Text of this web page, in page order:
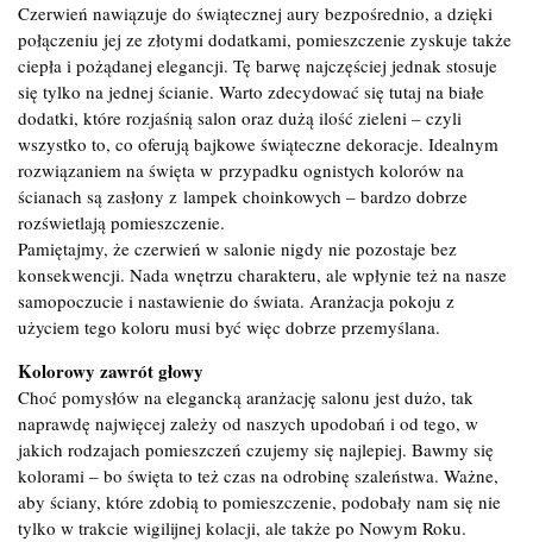
Czerwień nawiązuje do świątecznej aury bezpośrednio, a dzięki
połączeniu jej ze złotymi dodatkami, pomieszczenie zyskuje także
ciepła i pożądanej elegancji. Tę barwę najczęściej jednak stosuje
się tylko na jednej ścianie. Warto zdecydować się tutaj na białe
dodatki, które rozjaśnią salon oraz dużą ilość zieleni – czyli
wszystko to, co oferują bajkowe świąteczne dekoracje. Idealnym
rozwiązaniem na święta w przypadku ognistych kolorów na
ścianach są zasłony z lampek choinkowych – bardzo dobrze
rozświetlają pomieszczenie.
Pamiętajmy, że czerwień w salonie nigdy nie pozostaje bez
konsekwencji. Nada wnętrzu charakteru, ale wpłynie też na nasze
samopoczucie i nastawienie do świata. Aranżacja pokoju z
użyciem tego koloru musi być więc dobrze przemyślana.
Kolorowy zawrót głowy
Choć pomysłów na elegancką aranżację salonu jest dużo, tak
naprawdę najwięcej zależy od naszych upodobań i od tego, w
jakich rodzajach pomieszczeń czujemy się najlepiej. Bawmy się
kolorami – bo święta to też czas na odrobinę szaleństwa. Ważne,
aby ściany, które zdobią to pomieszczenie, podobały nam się nie
tylko w trakcie wigilijnej kolacji, ale także po Nowym Roku.